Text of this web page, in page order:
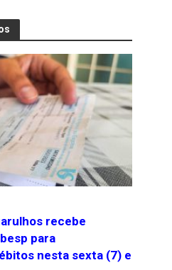
recebe
para
nesta sexta (7) e